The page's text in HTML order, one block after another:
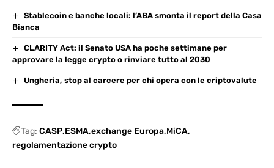
Stablecoin e banche locali: l’ABA smonta il report della Casa
Bianca
CLARITY Act: il Senato USA ha poche settimane per
approvare la legge crypto o rinviare tutto al 2030
Ungheria, stop al carcere per chi opera con le criptovalute
Tag: CASP ESMA exchange Europa MiCA
regolamentazione crypto